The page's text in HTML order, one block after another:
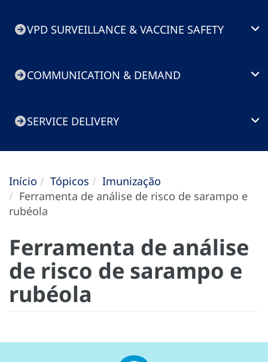
VPD SURVEILLANCE & VACCINE SAFETY
COMMUNICATION & DEMAND
SERVICE DELIVERY
Início Tópicos
Imunização
Ferramenta de análise de risco de sarampo e
rubéola
Ferramenta de análise
de risco de sarampo e
rubéola